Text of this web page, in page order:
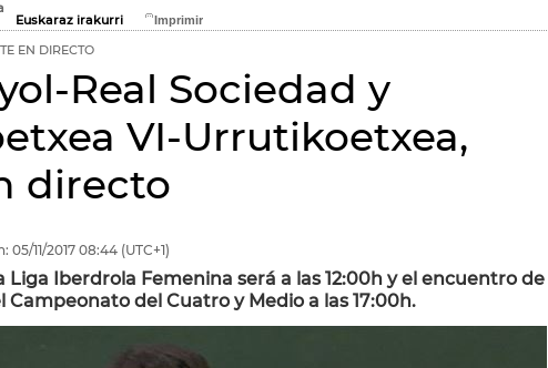
Euskaraz irakurri
EN DIRECTO
Real Sociedad y
VI-Urrutikoetxea,
directo
05/11/2017 08:44 (UTC+1)
Liga Iberdrola Femenina será a las 12:00h y el encuentro de
Campeonato del Cuatro y Medio a las 17:00h.